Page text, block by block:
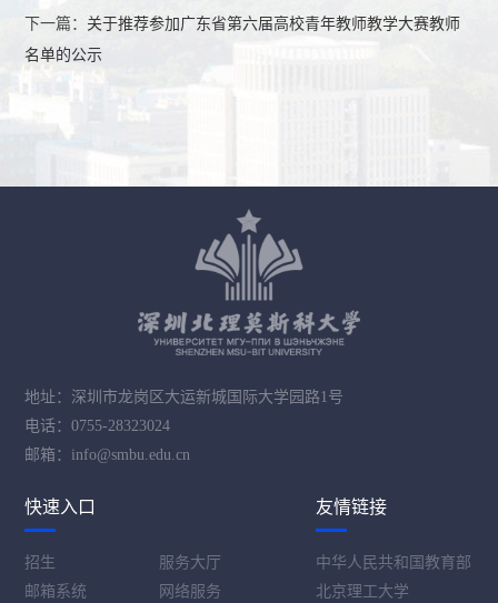
下一篇： 关于推荐参加广东省第六届高校青年教师教学大赛教师
名单的公示
地址：深圳市龙岗区大运新城国际大学园路1号
电话：0755-28323024
邮箱：info@smbu.edu.cn
快速入口
招生
服务大厅
邮箱系统
网络服务
友情链接
中华人民共和国教育部
北京理工大学